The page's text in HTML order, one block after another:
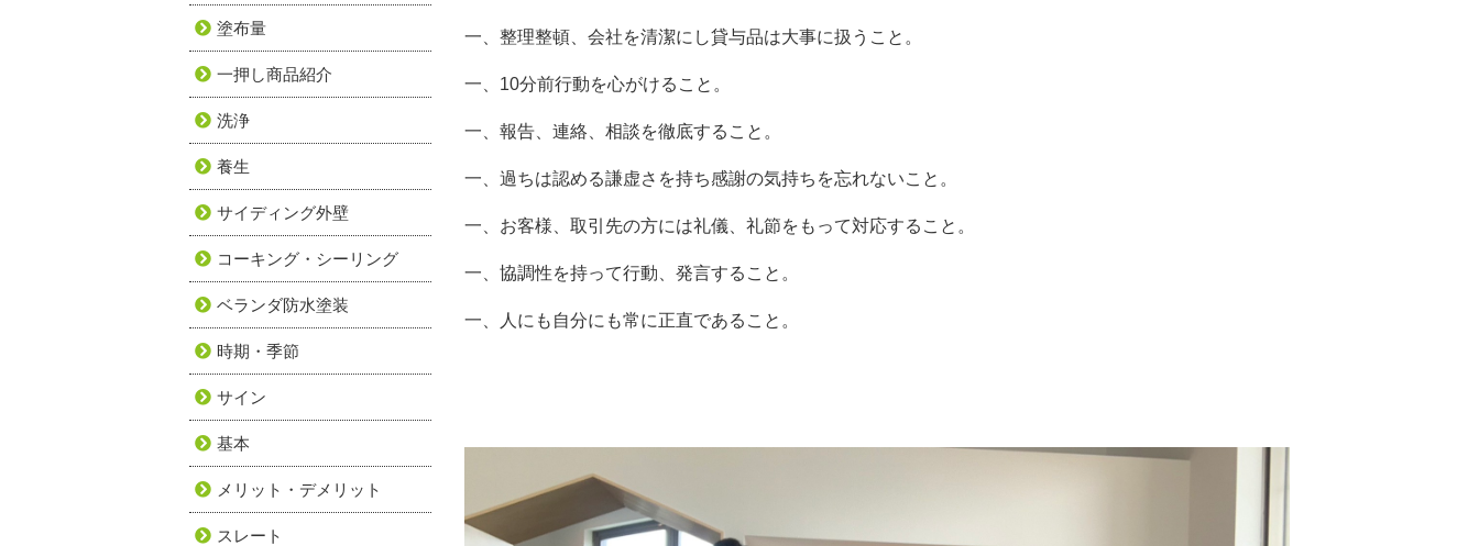
一、整理整頓、会社を清潔にし貸与品は大事に扱うこと。
一、10分前行動を心がけること。
一、報告、連絡、相談を徹底すること。
一、過ちは認める謙虚さを持ち感謝の気持ちを忘れないこと。
一、お客様、取引先の方には礼儀、礼節をもって対応すること。
一、協調性を持って行動、発言すること。
一、人にも自分にも常に正直であること。
塗布量
一押し商品紹介
洗浄
養生
サイディング外壁
コーキング・シーリング
ベランダ防水塗装
時期・季節
サイン
基本
メリット・デメリット
スレート